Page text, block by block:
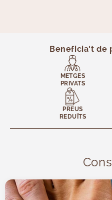
Medicina i Teràpies Complementàries
Tests Ràpids
Beneficia't de
METGES
PRIVATS
PREUS
REDUÏTS